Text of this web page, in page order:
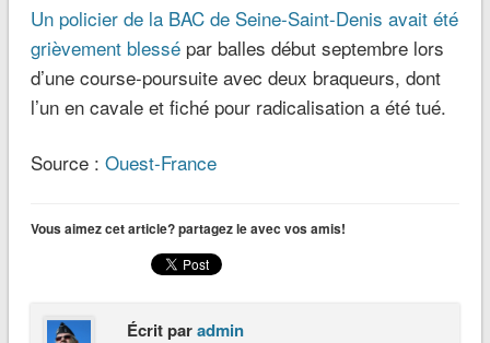
Un policier de la BAC de Seine-Saint-Denis avait été
grièvement blessépar balles début septembre lors
d’une course-poursuite avec deux braqueurs, dont
l’un en cavale et fiché pour radicalisation a été tué.
Source : Ouest-France
Vous aimez cet article? partagez le avec vos amis!
Écrit paradmin